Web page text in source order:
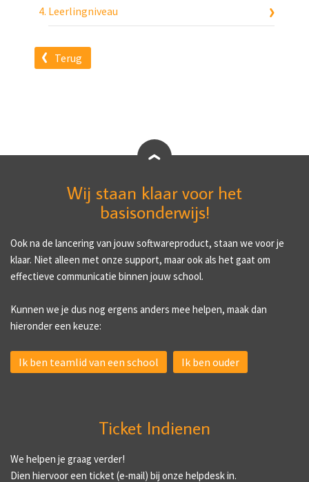
Leerlingniveau
Terug
Wij staan klaar voor het
basisonderwijs!
Ook na de lancering van jouw softwareproduct, staan we voor je
klaar. Niet alleen met onze support, maar ook als het gaat om
effectieve communicatie binnen jouw school.
Kunnen we je dus nog ergens anders mee helpen, maak dan
hieronder een keuze:
Ik ben teamlid van een school Ik ben ouder
Ticket Indienen
We helpen je graag verder!
Dien hiervoor een ticket (e-mail) bij onze helpdesk in.